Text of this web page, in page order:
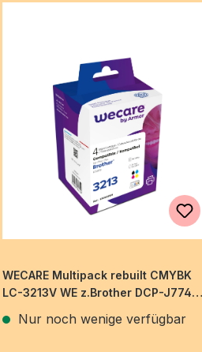
WECARE Multipack rebuilt CMYBK
LC-3213V WE z.Brother DCP-J774
Nur noch wenige verfügbar